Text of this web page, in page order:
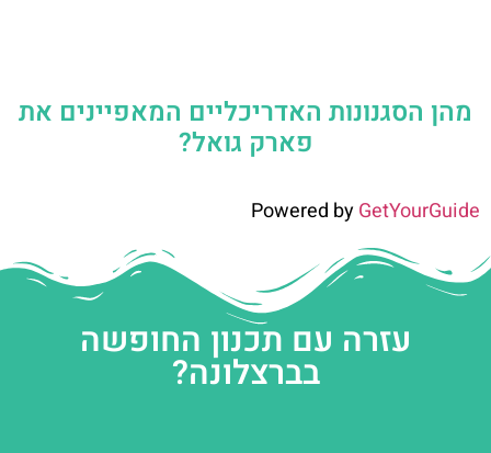
מהן הסגנונות האדריכליים המאפיינים את
פארק גואל?
Powered byGetYourGuide
עזרה עם תכנון החופשה
בברצלונה?